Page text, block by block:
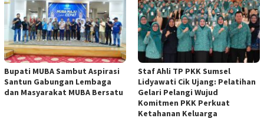
Bupati MUBA Sambut Aspirasi
Santun Gabungan Lembaga
dan Masyarakat MUBA Bersatu
Staf Ahli TP PKK Sumsel
Lidyawati Cik Ujang: Pelatihan
Gelari Pelangi Wujud
Komitmen PKK Perkuat
Ketahanan Keluarga